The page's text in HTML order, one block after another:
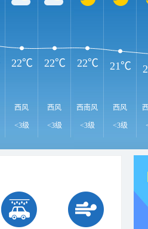
西风
<3级
西风
<3级
西南风
<3级
西风
<3级
22℃ 22℃ 22℃ 21℃